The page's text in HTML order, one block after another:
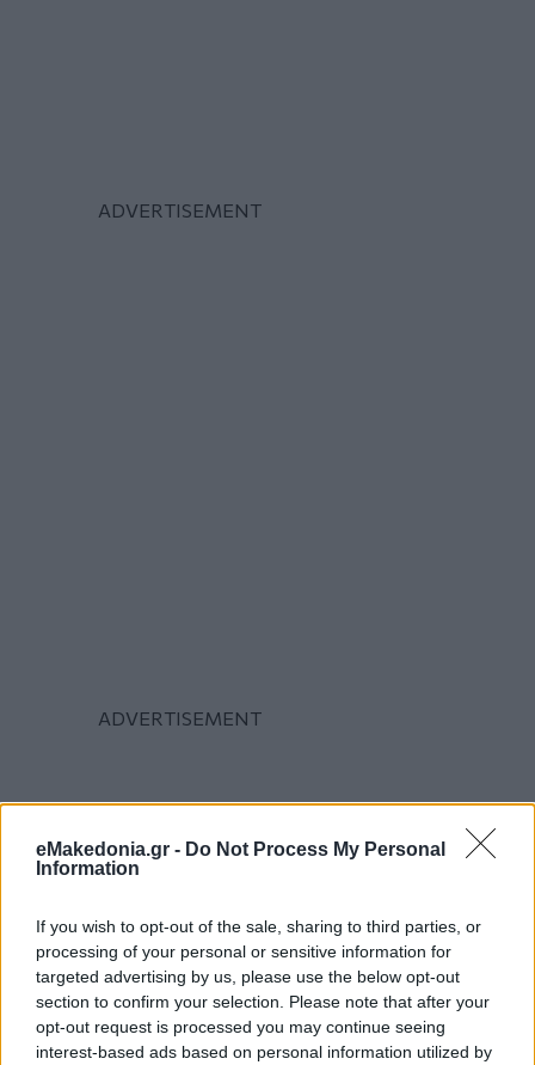
eMakedonia.gr - Do Not Process My Personal
Information
If you wish to opt-out of the sale, sharing to third parties, or
processing of your personal or sensitive information for
targeted advertising by us, please use the below opt-out
section to confirm your selection. Please note that after your
opt-out request is processed you may continue seeing
interest-based ads based on personal information utilized by